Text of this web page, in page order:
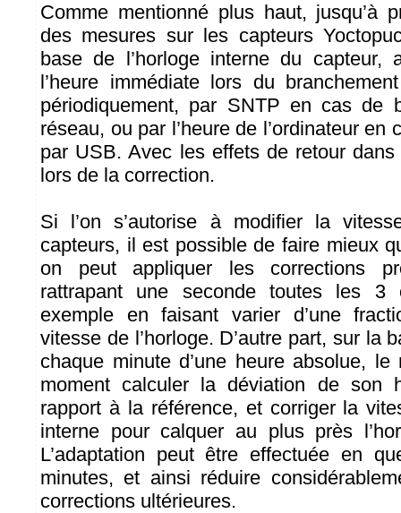
Comme mentionné plus haut, jusqu’à
des mesures sur les capteurs
base de l’horloge interne du capteur,
l’heure immédiate lors du
périodiquement, par SNTP en cas de
réseau, ou par l’heure de l’ordinateur en
par USB. Avec les effets de retour
lors de la correction.
Si l’on s’autorise à modifier la
capteurs, il est possible de faire mieux
on peut appliquer les corrections
rattrapant une seconde toutes les
exemple en faisant varier d’une
vitesse de l’horloge. D’autre part, sur la
chaque minute d’une heure absolue,
moment calculer la déviation de son
rapport à la référence, et corriger la
interne pour calquer au plus près
L’adaptation peut être effectuée en
minutes, et ainsi réduire
corrections ultérieures.